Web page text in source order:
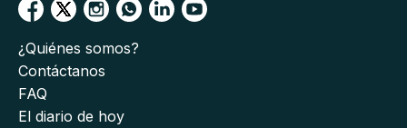
¿Quiénes somos?
Contáctanos
FAQ
El diario de hoy